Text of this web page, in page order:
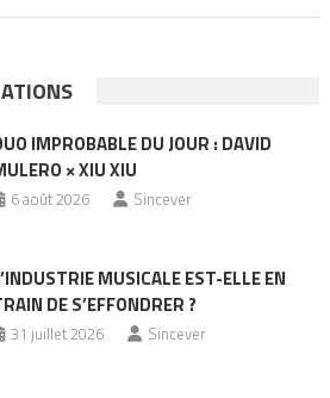
IMPROBABLE DU JOUR : DAVID
× XIU XIU
6 août 2026 Sincever
MUSICALE EST-ELLE EN
DE S’EFFONDRER ?
31 juillet 2026 Sincever